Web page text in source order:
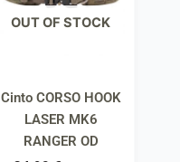
OUT OF STOCK
Cinto CORSO HOOK
LASER MK6
RANGER OD